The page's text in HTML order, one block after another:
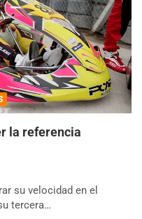
la referencia
su velocidad en el
tercera…